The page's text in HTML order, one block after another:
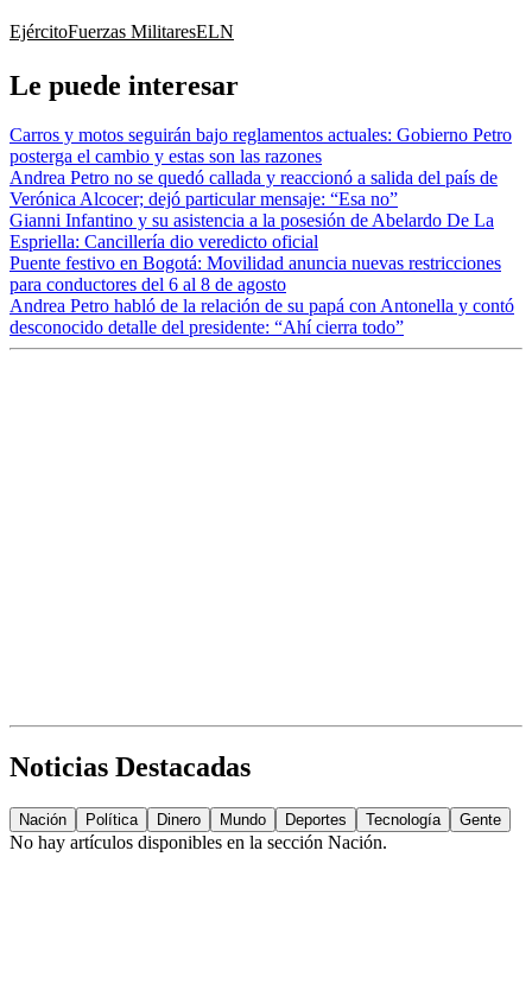
EjércitoFuerzas MilitaresELN
Le puede interesar
Carros y motos seguirán bajo reglamentos actuales: Gobierno Petro
posterga el cambio y estas son las razones
Andrea Petro no se quedó callada y reaccionó a salida del país de
Verónica Alcocer; dejó particular mensaje: “Esa no”
Gianni Infantino y su asistencia a la posesión de Abelardo De La
Espriella: Cancillería dio veredicto oficial
Puente festivo en Bogotá: Movilidad anuncia nuevas restricciones
para conductores del 6 al 8 de agosto
Andrea Petro habló de la relación de su papá con Antonella y contó
desconocido detalle del presidente: “Ahí cierra todo”
Noticias Destacadas
Nación Política Dinero Mundo Deportes Tecnología Gente
No hay artículos disponibles en la sección Nación.